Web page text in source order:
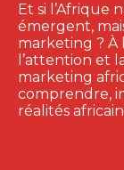
Et si l’Afrique
émergent,
marketing ? À
l’attention et
marketing
comprendre,
réalités